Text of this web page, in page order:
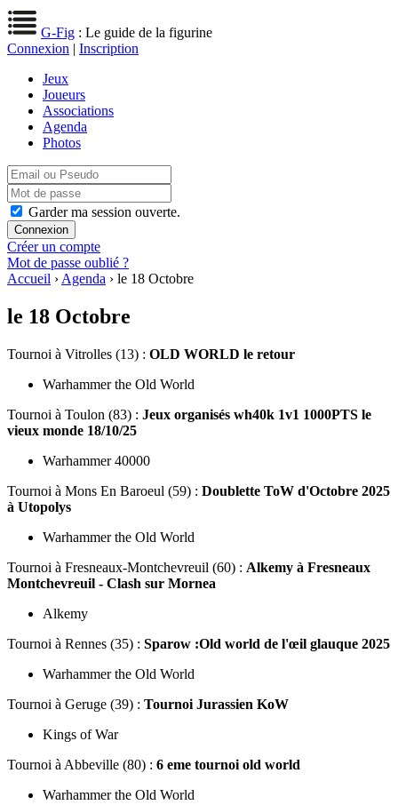
G-Fig : Le guide de la figurine
Connexion | Inscription
Jeux
Joueurs
Associations
Agenda
Photos
Garder ma session ouverte.
Créer un compte
Mot de passe oublié ?
Accueil › Agenda › le 18 Octobre
le 18 Octobre
Tournoi à Vitrolles (13) : OLD WORLD le retour
Warhammer the Old World
Tournoi à Toulon (83) : Jeux organisés wh40k 1v1 1000PTS le
vieux monde 18/10/25
Warhammer 40000
Tournoi à Mons En Baroeul (59) : Doublette ToW d'Octobre 2025
à Utopolys
Warhammer the Old World
Tournoi à Fresneaux-Montchevreuil (60) : Alkemy à Fresneaux
Montchevreuil - Clash sur Mornea
Alkemy
Tournoi à Rennes (35) : Sparow :Old world de l'œil glauque 2025
Warhammer the Old World
Tournoi à Geruge (39) : Tournoi Jurassien KoW
Kings of War
Tournoi à Abbeville (80) : 6 eme tournoi old world
Warhammer the Old World